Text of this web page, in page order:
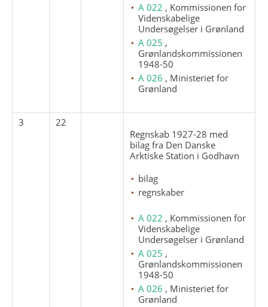
A 022 , Kommissionen for
Videnskabelige
Undersøgelser i Grønland
A 025 ,
Grønlandskommissionen
1948-50
A 026 , Ministeriet for
Grønland
3
22
Regnskab 1927-28 med
bilag fra Den Danske
Arktiske Station i Godhavn
bilag
regnskaber
A 022 , Kommissionen for
Videnskabelige
Undersøgelser i Grønland
A 025 ,
Grønlandskommissionen
1948-50
A 026 , Ministeriet for
Grønland